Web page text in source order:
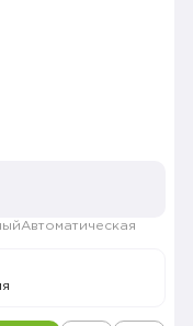
Автоматическая